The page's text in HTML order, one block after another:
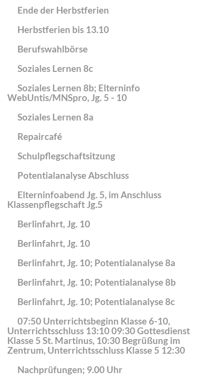
Ende der Herbstferien
Herbstferien bis 13.10
Berufswahlbörse
Soziales Lernen 8c
Soziales Lernen 8b; Elterninfo
WebUntis/MNSpro, Jg. 5 - 10
Soziales Lernen 8a
Repaircafé
Schulpflegschaftsitzung
Potentialanalyse Abschluss
Elterninfoabend Jg. 5, im Anschluss
Klassenpflegschaft Jg.5
Berlinfahrt, Jg. 10
Berlinfahrt, Jg. 10
Berlinfahrt, Jg. 10; Potentialanalyse 8a
Berlinfahrt, Jg. 10; Potentialanalyse 8b
Berlinfahrt, Jg. 10; Potentialanalyse 8c
07:50 Unterrichtsbeginn Klasse 6-10,
Unterrichtsschluss 13:10 09:30 Gottesdienst
Klasse 5 St. Martinus, 10:30 Begrüßung im
Zentrum, Unterrichtsschluss Klasse 5 12:30
Nachprüfungen; 9.00 Uhr